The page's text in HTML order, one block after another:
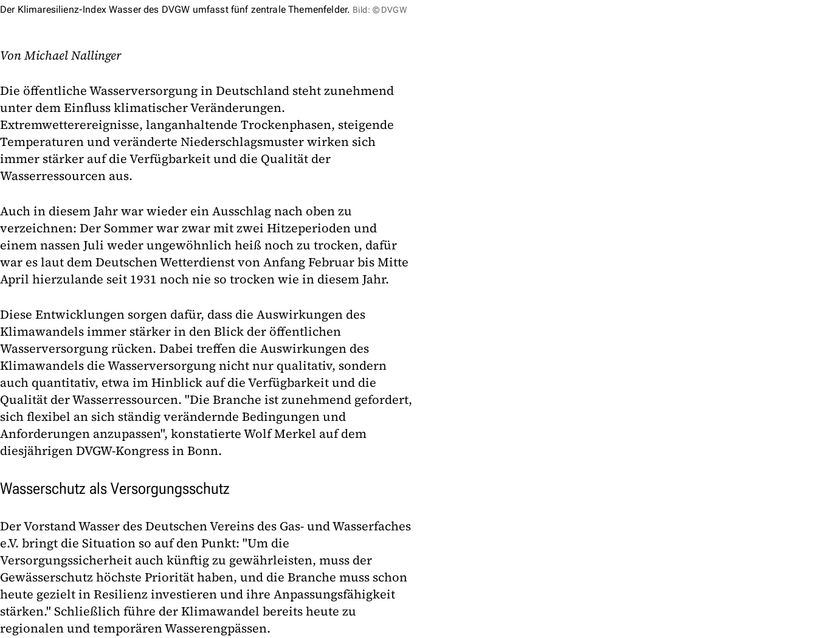
Der Klimaresilienz-Index Wasser des DVGW umfasst fünf zentrale Themenfelder. Bild: © DVGW
Von Michael Nallinger
Die öffentliche Wasserversorgung in Deutschland steht zunehmend
unter dem Einfluss klimatischer Veränderungen.
Extremwetterereignisse, langanhaltende Trockenphasen, steigende
Temperaturen und veränderte Niederschlagsmuster wirken sich
immer stärker auf die Verfügbarkeit und die Qualität der
Wasserressourcen aus.
Auch in diesem Jahr war wieder ein Ausschlag nach oben zu
verzeichnen: Der Sommer war zwar mit zwei Hitzeperioden und
einem nassen Juli weder ungewöhnlich heiß noch zu trocken, dafür
war es laut dem Deutschen Wetterdienst von Anfang Februar bis Mitte
April hierzulande seit 1931 noch nie so trocken wie in diesem Jahr.
Diese Entwicklungen sorgen dafür, dass die Auswirkungen des
Klimawandels immer stärker in den Blick der öffentlichen
Wasserversorgung rücken. Dabei treffen die Auswirkungen des
Klimawandels die Wasserversorgung nicht nur qualitativ, sondern
auch quantitativ, etwa im Hinblick auf die Verfügbarkeit und die
Qualität der Wasserressourcen. "Die Branche ist zunehmend gefordert,
sich flexibel an sich ständig verändernde Bedingungen und
Anforderungen anzupassen", konstatierte Wolf Merkel auf dem
diesjährigen DVGW-Kongress in Bonn.
Wasserschutz als Versorgungsschutz
Der Vorstand Wasser des Deutschen Vereins des Gas- und Wasserfaches
e.V. bringt die Situation so auf den Punkt: "Um die
Versorgungssicherheit auch künftig zu gewährleisten, muss der
Gewässerschutz höchste Priorität haben, und die Branche muss schon
heute gezielt in Resilienz investieren und ihre Anpassungsfähigkeit
stärken." Schließlich führe der Klimawandel bereits heute zu
regionalen und temporären Wasserengpässen.